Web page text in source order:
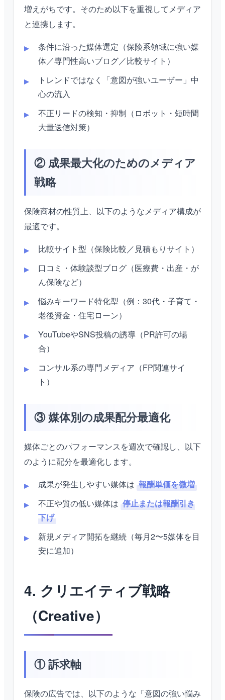
増えがちです。そのため以下を重視してメディア
と連携します。
条件に沿った媒体選定（保険系領域に強い媒
体／専門性高いブログ／比較サイト）
トレンドではなく「意図が強いユーザー」中
心の流入
不正リードの検知・抑制（ロボット・短時間
大量送信対策）
② 成果最大化のためのメディア
戦略
保険商材の性質上、以下のようなメディア構成が
最適です。
比較サイト型（保険比較／見積もりサイト）
口コミ・体験談型ブログ（医療費・出産・が
ん保険など）
悩みキーワード特化型（例：30代・子育て・
老後資金・住宅ローン）
YouTubeやSNS投稿の誘導（PR許可の場
合）
コンサル系の専門メディア（FP関連サイ
ト）
③ 媒体別の成果配分最適化
媒体ごとのパフォーマンスを週次で確認し、以下
のように配分を最適化します。
成果が発生しやすい媒体は 報酬単価を微増
不正や質の低い媒体は 停止または報酬引き
下げ
新規メディア開拓を継続（毎月2〜5媒体を目
安に追加）
4. クリエイティブ戦略
（Creative）
① 訴求軸
保険の広告では、以下のような「意図の強い悩み